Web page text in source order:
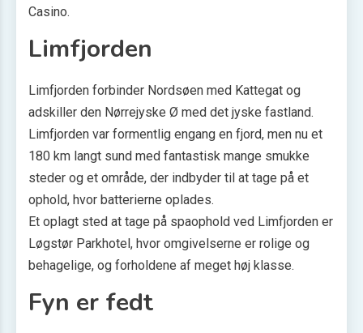
Casino.
Limfjorden
Limfjorden forbinder Nordsøen med Kattegat og
adskiller den Nørrejyske Ø med det jyske fastland.
Limfjorden var formentlig engang en fjord, men nu et
180 km langt sund med fantastisk mange smukke
steder og et område, der indbyder til at tage på et
ophold, hvor batterierne oplades.
Et oplagt sted at tage på spaophold ved Limfjorden er
Løgstør Parkhotel, hvor omgivelserne er rolige og
behagelige, og forholdene af meget høj klasse.
Fyn er fedt